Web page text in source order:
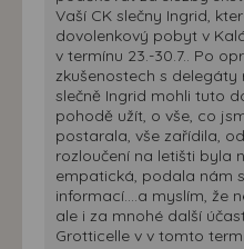
Vaší CK slečny Ingrid,
dovolenkový pobyt v
v termínu 23.-30.7.. Po
zkušenostech s delegáty
slečně Ingrid mohli tuto
pohodě užít, o vše, co
postarala, vše zařídila,
rozloučení na letišti byla
empatická, podala nám
informací....a myslím, že
ale i za mnohé další
Grotticelle v v tomto